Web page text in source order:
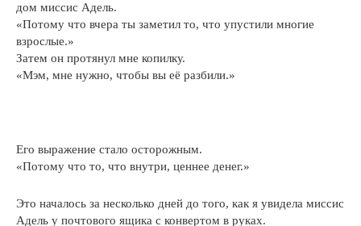
дом миссис Адель.
«Потому что вчера ты заметил то, что упустили многие
взрослые.»
Затем он протянул мне копилку.
«Мэм, мне нужно, чтобы вы её разбили.»
Его выражение стало осторожным.
«Потому что то, что внутри, ценнее денег.»
Это началось за несколько дней до того, как я увидела миссис
Адель у почтового ящика с конвертом в руках.